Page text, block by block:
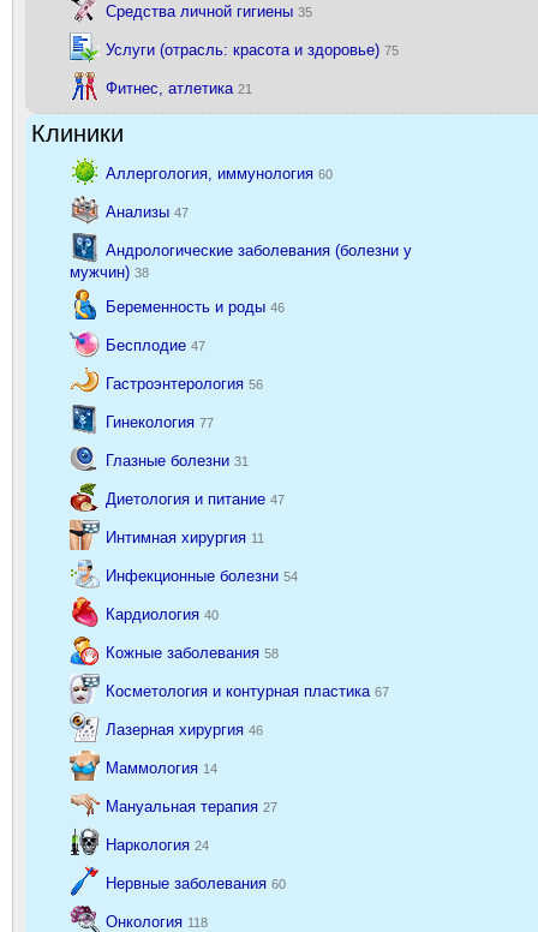
Средства личной гигиены 35
Услуги (отрасль: красота и здоровье) 75
Фитнес, атлетика 21
Клиники
Аллергология, иммунология 60
Анализы 47
Андрологические заболевания (болезни у
мужчин) 38
Беременность и роды 46
Бесплодие 47
Гастроэнтерология 56
Гинекология 77
Глазные болезни 31
Диетология и питание 47
Интимная хирургия 11
Инфекционные болезни 54
Кардиология 40
Кожные заболевания 58
Косметология и контурная пластика 67
Лазерная хирургия 46
Маммология 14
Мануальная терапия 27
Наркология 24
Нервные заболевания 60
Онкология 118